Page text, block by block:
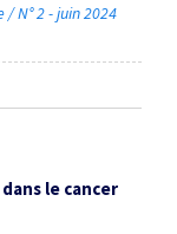
N° 2 - juin 2024
le cancer